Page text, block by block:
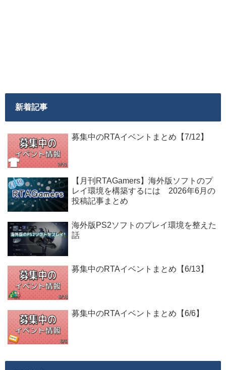
新着記事
募集中のRTAイベントまとめ【7/12】
【月刊RTAGamers】海外版ソフトのプ
レイ環境を構築するには 2026年6月の
投稿記事まとめ
海外版PS2ソフトのプレイ環境を整えた
話
募集中のRTAイベントまとめ【6/13】
募集中のRTAイベントまとめ【6/6】